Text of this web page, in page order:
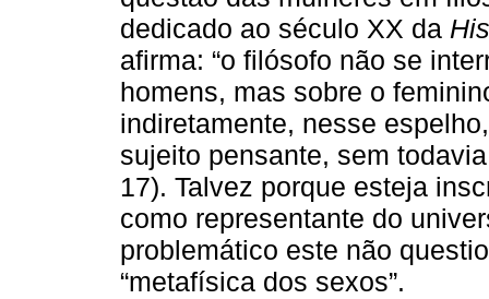
dedicado ao século XX da
afirma: “o filósofo não se
homens, mas sobre o
indiretamente, nesse
sujeito pensante, sem
17). Talvez porque esteja
como representante do
problemático este não
“metafísica dos sexos”.